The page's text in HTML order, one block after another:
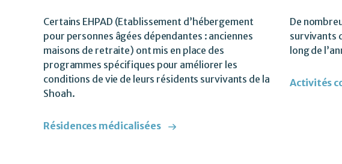
Certains EHPAD (Etablissement d’hébergement
pour personnes âgées dépendantes : anciennes
maisons de retraite) ont mis en place des
programmes spécifiques pour améliorer les
conditions de vie de leurs résidents survivants de la
Shoah.
Résidences médicalisées
De
survivants
long de
Activités